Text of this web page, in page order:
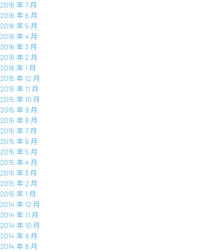
2016 年 7 月
2016 年 6 月
2016 年 5 月
2016 年 4 月
2016 年 3 月
2016 年 2 月
2016 年 1 月
2015 年 12 月
2015 年 11 月
2015 年 10 月
2015 年 9 月
2015 年 8 月
2015 年 7 月
2015 年 6 月
2015 年 5 月
2015 年 4 月
2015 年 3 月
2015 年 2 月
2015 年 1 月
2014 年 12 月
2014 年 11 月
2014 年 10 月
2014 年 9 月
2014 年 8 月